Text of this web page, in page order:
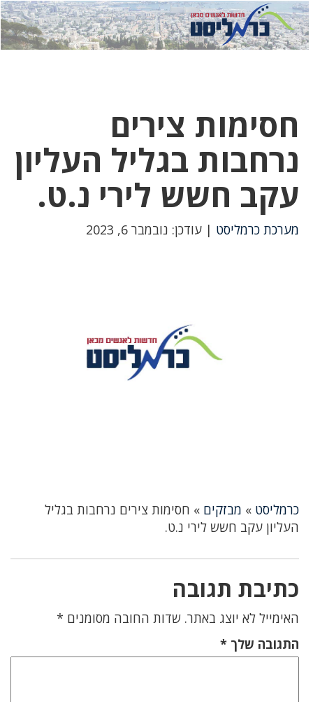
לחץ
כאן
לחץ
כדי
חסימות צירים
נרחבות בגליל העליון
עקב חשש לירי נ.ט.
מערכת כרמליסט | עודכן: נובמבר 6, 2023
כרמליסט » מבזקים » חסימות צירים נרחבות בגליל
העליון עקב חשש לירי נ.ט.
כתיבת תגובה
האימייל לא יוצג באתר. שדות החובה מסומנים *
התגובה שלך *